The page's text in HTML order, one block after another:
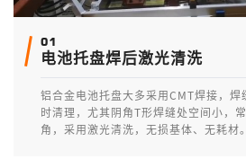
01
电池托盘焊后激光清洗
铝合金电池托盘大多采用CMT焊接，焊
时清理，尤其阴角T形焊缝处空间小，
角，采用激光清洗，无损基体、无耗材